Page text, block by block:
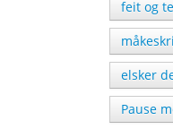
feit og
elsker
Pause